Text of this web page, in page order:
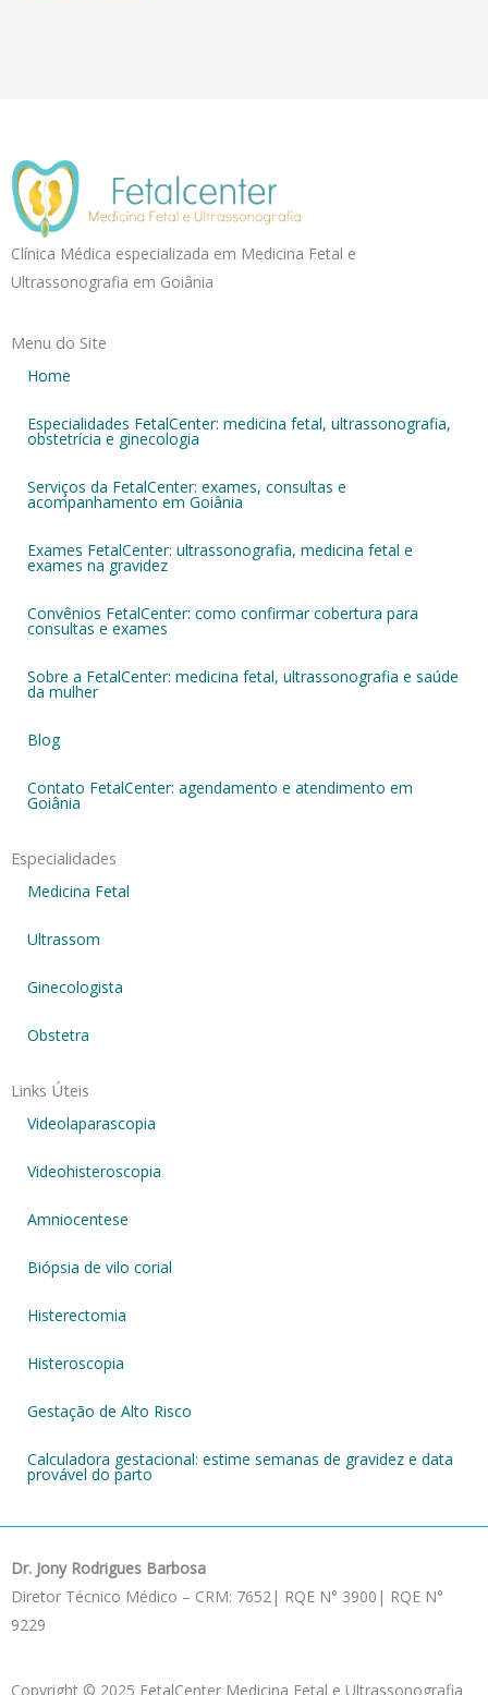
Clínica Médica especializada em Medicina Fetal e
Ultrassonografia em Goiânia
Menu do Site
Home
Especialidades FetalCenter: medicina fetal, ultrassonografia,
obstetrícia e ginecologia
Serviços da FetalCenter: exames, consultas e
acompanhamento em Goiânia
Exames FetalCenter: ultrassonografia, medicina fetal e
exames na gravidez
Convênios FetalCenter: como confirmar cobertura para
consultas e exames
Sobre a FetalCenter: medicina fetal, ultrassonografia e saúde
da mulher
Blog
Contato FetalCenter: agendamento e atendimento em
Goiânia
Especialidades
Medicina Fetal
Ultrassom
Ginecologista
Obstetra
Links Úteis
Videolaparascopia
Videohisteroscopia
Amniocentese
Biópsia de vilo corial
Histerectomia
Histeroscopia
Gestação de Alto Risco
Calculadora gestacional: estime semanas de gravidez e data
provável do parto
Dr. Jony Rodrigues Barbosa
Diretor Técnico Médico – CRM: 7652| RQE N° 3900| RQE N°
9229
Copyright © 2025 FetalCenter Medicina Fetal e Ultrassonografia